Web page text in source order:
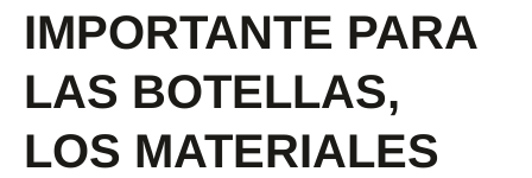
IMPORTANTE PARA
LAS BOTELLAS,
LOS MATERIALES